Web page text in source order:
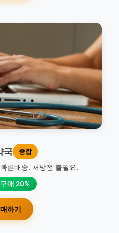
국 종합
른배송. 처방전 불필요.
매 20%
하기